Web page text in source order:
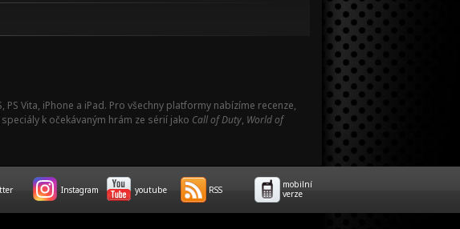
PS Vita, iPhone a iPad. Pro všechny platformy nabízíme recenze,
k očekávaným hrám ze sérií jako Call of Duty, World of
Instagram youtube RSS
mobilní
verze